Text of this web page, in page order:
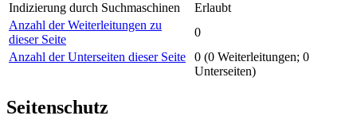
Indizierung durch Suchmaschinen
Erlaubt
Anzahl der Weiterleitungen zu
dieser Seite
0
Anzahl der Unterseiten dieser Seite
0 (0 Weiterleitungen; 0
Unterseiten)
Seitenschutz